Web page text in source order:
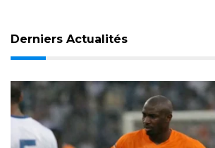
Derniers Actualités